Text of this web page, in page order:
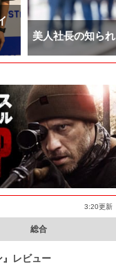
美人社長の知ら
3:20更新
総合
』レビュー